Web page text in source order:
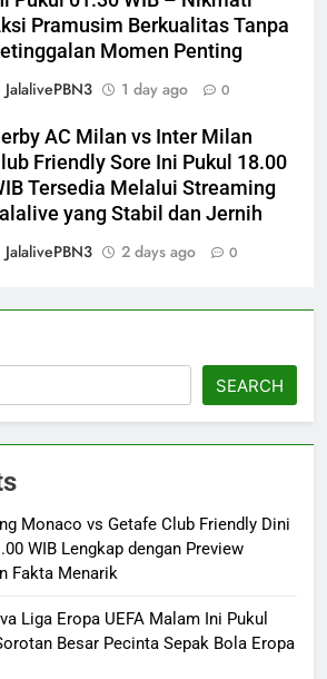
Pramusim Berkualitas Tanpa
Momen Penting
JalalivePBN3
1 day ago 0
AC Milan vs Inter Milan
Friendly Sore Ini Pukul 18.00
Tersedia Melalui Streaming
yang Stabil dan Jernih
JalalivePBN3
2 days ago 0
SEARCH
Monaco vs Getafe Club Friendly Dini
WIB Lengkap dengan Preview
Fakta Menarik
Liga Eropa UEFA Malam Ini Pukul
Besar Pecinta Sepak Bola Eropa